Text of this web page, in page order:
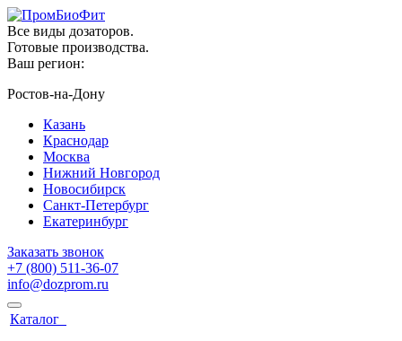
Все виды дозаторов.
Готовые производства.
Ваш регион:
Ростов-на-Дону
Казань
Краснодар
Москва
Нижний Новгород
Новосибирск
Санкт-Петербург
Екатеринбург
Заказать звонок
+7 (800) 511-36-07
info@dozprom.ru
Каталог